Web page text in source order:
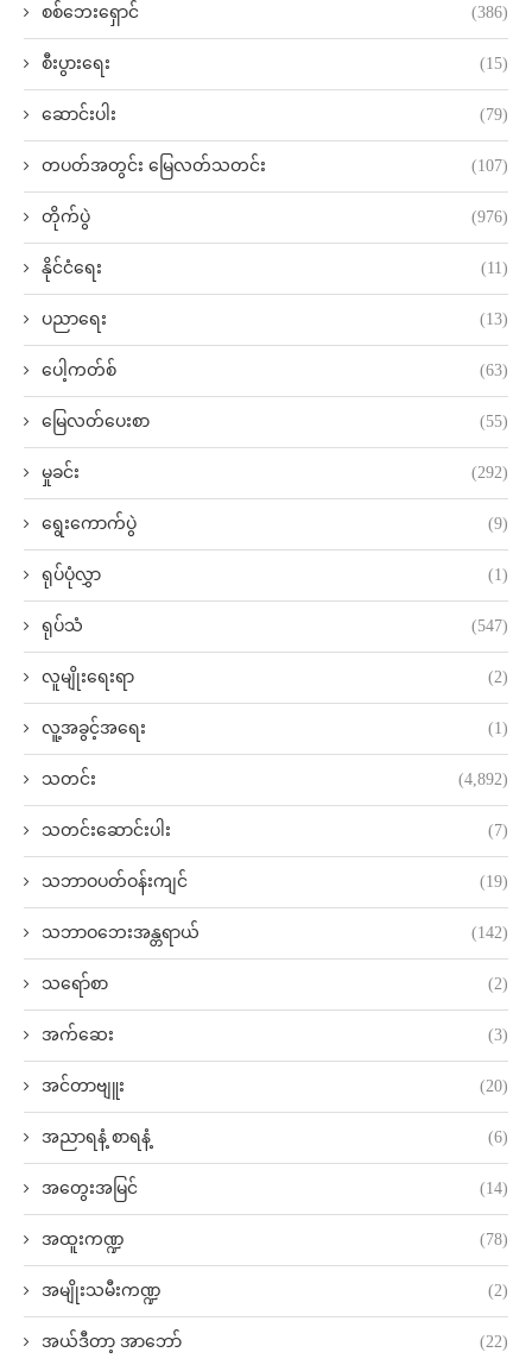
စစ်ဘေးရှောင် (386)
စီးပွားရေး (15)
ဆောင်းပါး (79)
တပတ်အတွင်း မြေလတ်သတင်း (107)
တိုက်ပွဲ (976)
နိုင်ငံရေး (11)
ပညာရေး (13)
ပေါ့ကတ်စ် (63)
မြေလတ်ပေးစာ (55)
မှုခင်း (292)
ရွေးကောက်ပွဲ (9)
ရုပ်ပုံလွှာ (1)
ရုပ်သံ (547)
လူမျိုးရေးရာ (2)
လူ့အခွင့်အရေး (1)
သတင်း (4,892)
သတင်းဆောင်းပါး (7)
သဘာဝပတ်ဝန်းကျင် (19)
သဘာဝဘေးအန္တရာယ် (142)
သရော်စာ (2)
အက်ဆေး (3)
အင်တာဗျူး (20)
အညာရနံ့ စာရနံ့ (6)
အတွေးအမြင် (14)
အထူးကဏ္ဍ (78)
အမျိုးသမီးကဏ္ဍ (2)
အယ်ဒီတာ့ အာဘော် (22)